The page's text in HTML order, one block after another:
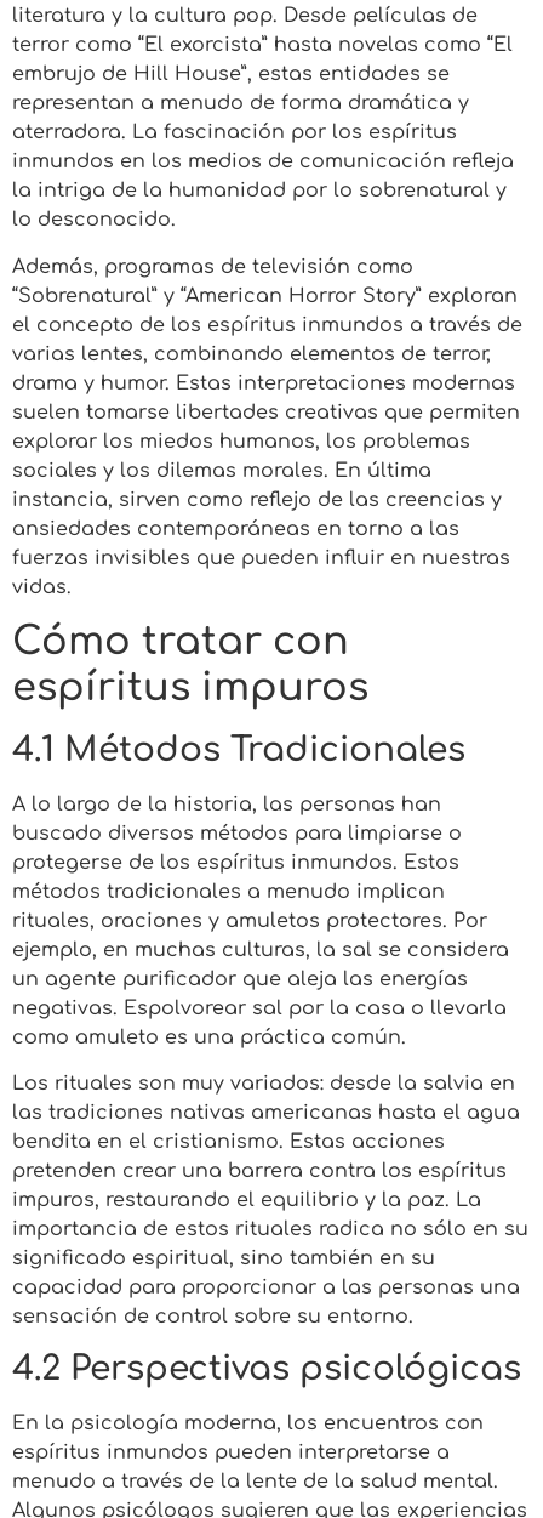
literatura y la cultura pop. Desde películas de
terror como “El exorcista” hasta novelas como “El
embrujo de Hill House”, estas entidades se
representan a menudo de forma dramática y
aterradora. La fascinación por los espíritus
inmundos en los medios de comunicación refleja
la intriga de la humanidad por lo sobrenatural y
lo desconocido.
Además, programas de televisión como
“Sobrenatural” y “American Horror Story” exploran
el concepto de los espíritus inmundos a través de
varias lentes, combinando elementos de terror,
drama y humor. Estas interpretaciones modernas
suelen tomarse libertades creativas que permiten
explorar los miedos humanos, los problemas
sociales y los dilemas morales. En última
instancia, sirven como reflejo de las creencias y
ansiedades contemporáneas en torno a las
fuerzas invisibles que pueden influir en nuestras
vidas.
Cómo tratar con
espíritus impuros
4.1 Métodos Tradicionales
A lo largo de la historia, las personas han
buscado diversos métodos para limpiarse o
protegerse de los espíritus inmundos. Estos
métodos tradicionales a menudo implican
rituales, oraciones y amuletos protectores. Por
ejemplo, en muchas culturas, la sal se considera
un agente purificador que aleja las energías
negativas. Espolvorear sal por la casa o llevarla
como amuleto es una práctica común.
Los rituales son muy variados: desde la salvia en
las tradiciones nativas americanas hasta el agua
bendita en el cristianismo. Estas acciones
pretenden crear una barrera contra los espíritus
impuros, restaurando el equilibrio y la paz. La
importancia de estos rituales radica no sólo en su
significado espiritual, sino también en su
capacidad para proporcionar a las personas una
sensación de control sobre su entorno.
4.2 Perspectivas psicológicas
En la psicología moderna, los encuentros con
espíritus inmundos pueden interpretarse a
menudo a través de la lente de la salud mental.
Algunos psicólogos sugieren que las experiencias